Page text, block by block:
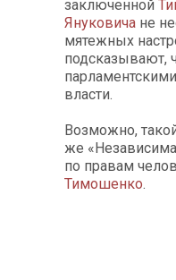
заключенной
Януковича не
мятежных
подсказывают,
власти.
Возможно,
же
по правам
Тимошенко.